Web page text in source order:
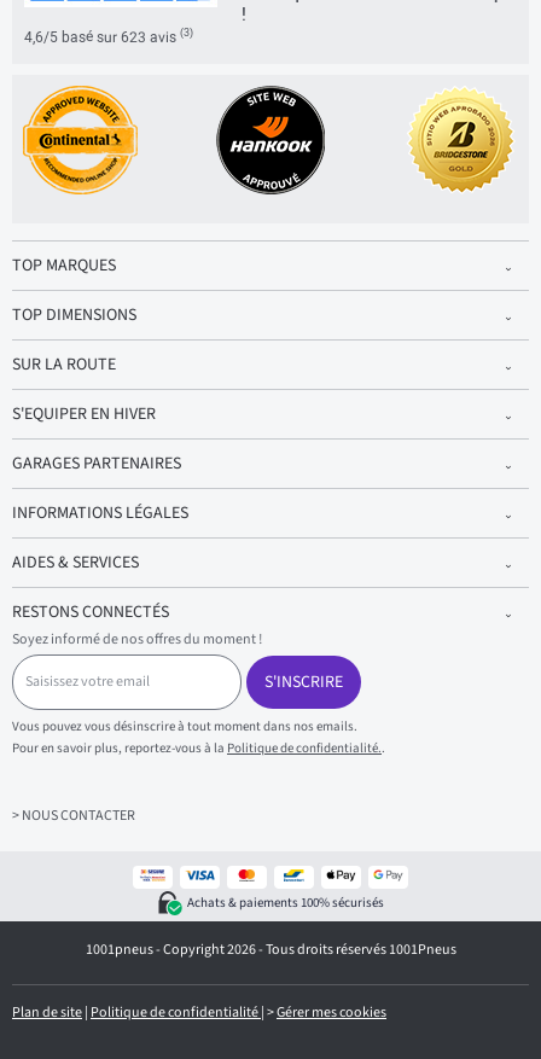
!
4,6/5 basé sur 623 avis (3)
TOP MARQUES
TOP DIMENSIONS
SUR LA ROUTE
S'EQUIPER EN HIVER
GARAGES PARTENAIRES
INFORMATIONS LÉGALES
AIDES & SERVICES
RESTONS CONNECTÉS
Soyez informé de nos offres du moment !
S
a
i
s
i
s
z
i
l
S'INSCRIRE
Vous pouvez vous désinscrire à tout moment dans nos emails.
Pour en savoir plus, reportez-vous à la Politique de confidentialité..
> NOUS CONTACTER
Achats & paiements 100% sécurisés
1001pneus - Copyright 2026 - Tous droits réservés 1001Pneus
Plan de site| Politique de confidentialité|>Gérer mes cookies